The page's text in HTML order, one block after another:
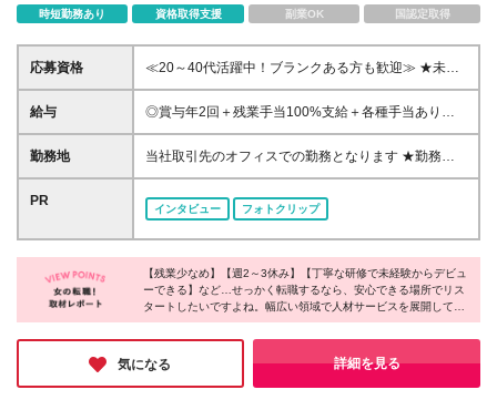
時短勤務あり 資格取得支援 副業OK 国認定取得
応募資格
≪20～40代活躍中！ブランクある方も歓迎≫ ★未経
験＆第二新卒の方もOK♪ 経験より、人柄重視の採用を
行っています◎ ★学歴不問 ☆こんな方にぴったり☆
張りたい方 ・仕事もプライベートも充実させて、自
分らしい生活を実現したい方 ・安定した環境で長く
けたい方
給与
◎賞与年2回＋残業手当100%支給＋各種手当あり
【東京】月給27万～31万 【横浜】月給23万～25万
【名古屋】月給20万6000円～23万 【大阪】月給20万
+各種手当 ※年齢・スキル・経験を考慮の上、スター
100％支給
勤務地
当社取引先のオフィスでの勤務となります ★勤務地
は希望を考慮して決定します ★担当オフィスへの直
行直帰となります ≪積極採用エリア≫ 【東京】 六本
木一丁目、浅草橋、茅場町、虎ノ門、日本橋 【神奈
川】 横浜 【愛知】 名古屋、上前津、伏見、久屋大
通、栄 【大阪】 梅田、淀屋橋・肥後橋、福島、江坂
【福岡】 博多、祇園、東比恵、中洲川端、天神、赤
坂 【北海道・東北】 札幌 ≪本社≫ 東京都新宿区新宿
3-1-24 京王新宿三丁目ビル3階 ※この求人は無期雇用
派遣となります 勤務地は取引先オフィスですが、当
社の社員としての雇用となり、 給与や福利厚生など
の制度は当社の規定が適用されます。 そのため、長
PR
インタビュー フォトクリップ
【残業少なめ】【週2～3休み】【丁寧な研修で未経験からデビュ
ーできる】など…せっかく転職するなら、安心できる場所でリス
タートしたいですよね。幅広い領域で人材サービスを展開してい
る同社では、充実した休日休暇や残業時間の削減によって働きや
すい環境を作っているのだとか！東証プライム上場企業グループ
としての安定性も同社の魅力。新たな一歩を踏み出す場所にぴっ
たりではないでしょうか。
気になる 詳細を見る